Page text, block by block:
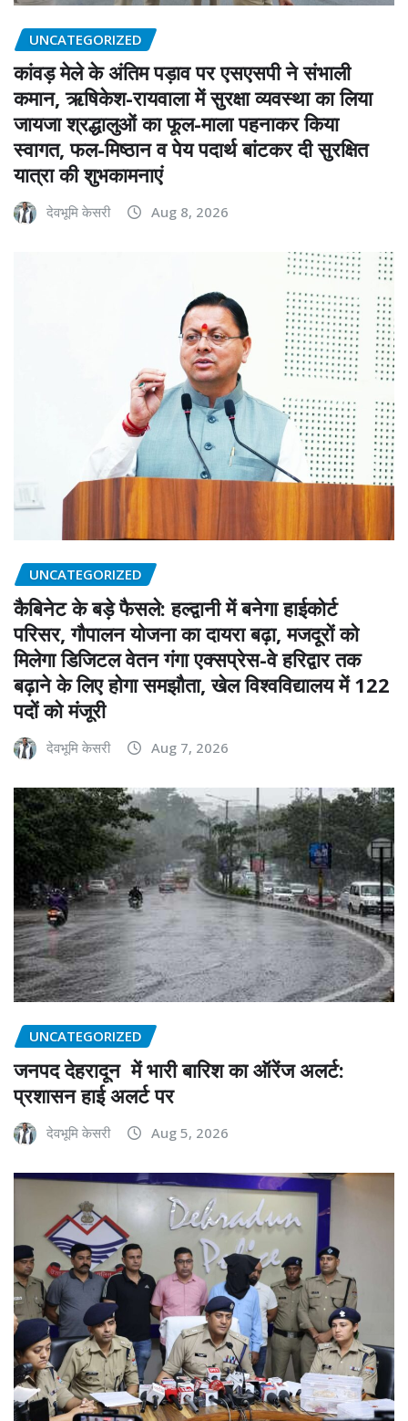
UNCATEGORIZED
कांवड़ मेले के अंतिम पड़ाव पर एसएसपी ने संभाली
कमान, ऋषिकेश-रायवाला में सुरक्षा व्यवस्था का लिया
जायजा श्रद्धालुओं का फूल-माला पहनाकर किया
स्वागत, फल-मिष्ठान व पेय पदार्थ बांटकर दी सुरक्षित
यात्रा की शुभकामनाएं
देवभूमि केसरी Aug 8, 2026
UNCATEGORIZED
कैबिनेट के बड़े फैसले: हल्द्वानी में बनेगा हाईकोर्ट
परिसर, गौपालन योजना का दायरा बढ़ा, मजदूरों को
मिलेगा डिजिटल वेतन गंगा एक्सप्रेस-वे हरिद्वार तक
बढ़ाने के लिए होगा समझौता, खेल विश्वविद्यालय में 122
पदों को मंजूरी
देवभूमि केसरी Aug 7, 2026
UNCATEGORIZED
जनपद देहरादून में भारी बारिश का ऑरेंज अलर्ट:
प्रशासन हाई अलर्ट पर
देवभूमि केसरी Aug 5, 2026